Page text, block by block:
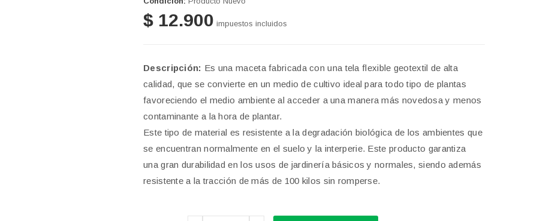
$ 12.900 impuestos incluidos
Descripción: Es una maceta fabricada con una tela flexible geotextil de alta
calidad, que se convierte en un medio de cultivo ideal para todo tipo de plantas
favoreciendo el medio ambiente al acceder a una manera más novedosa y menos
contaminante a la hora de plantar.
Este tipo de material es resistente a la degradación biológica de los ambientes que
se encuentran normalmente en el suelo y la interperie. Este producto garantiza
una gran durabilidad en los usos de jardinería básicos y normales, siendo además
resistente a la tracción de más de 100 kilos sin romperse.